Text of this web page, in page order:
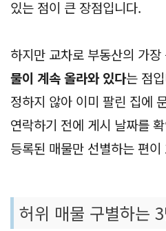
있는 점이 큰 장점입니다.
하지만 교차로 부동산의 가장
물이 계속 올라와 있다는 점
정하지 않아 이미 팔린 집에
연락하기 전에 게시 날짜를
등록된 매물만 선별하는 편이
허위 매물 구별하는